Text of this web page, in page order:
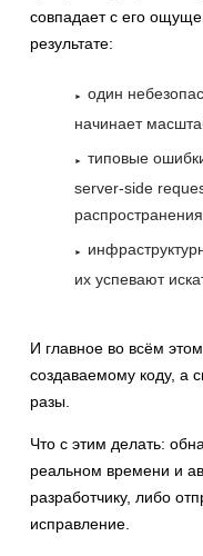
совпадает с его
результате:
один
начинает
типовые
server-side
их успевают
И главное во всём
создаваемому коду, а
разы.
Что с этим делать:
реальном времени и
разработчику, либо
исправление.